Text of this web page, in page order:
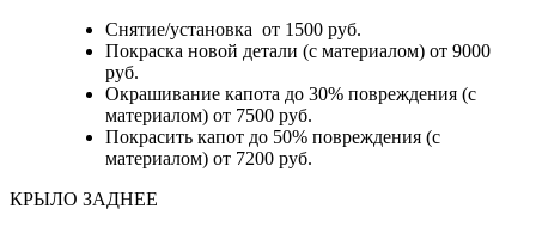
Снятие/установка от 1500 руб.
Покраска новой детали (с материалом) от 9000
руб.
Окрашивание капота до 30% повреждения (с
материалом) от 7500 руб.
Покрасить капот до 50% повреждения (с
материалом) от 7200 руб.
КРЫЛО ЗАДНЕЕ